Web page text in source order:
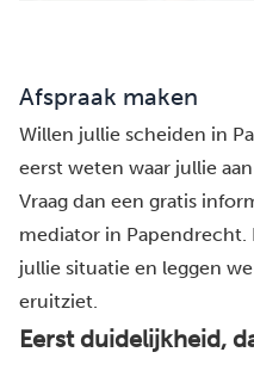
Afspraak maken
Willen jullie scheiden in
eerst weten waar jullie
Vraag dan een gratis
mediator in Papendrecht.
jullie situatie en leggen
eruitziet.
Eerst duidelijkheid,